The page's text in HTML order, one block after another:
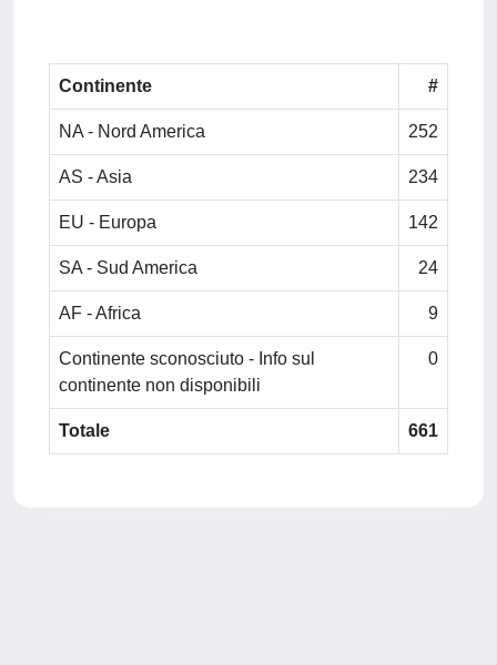
Continente #
NA - Nord America 252
AS - Asia 234
EU - Europa 142
SA - Sud America 24
AF - Africa 9
Continente sconosciuto - Info sul
continente non disponibili
0
Totale 661